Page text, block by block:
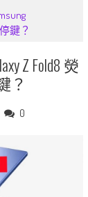
鍵？
Z Fold8 熒
？
0